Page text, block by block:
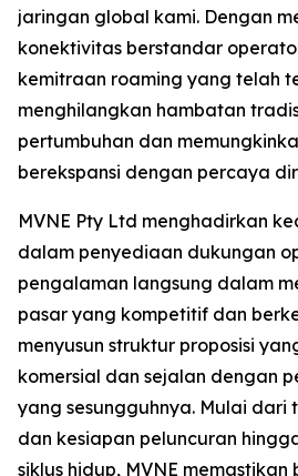
jaringan global kami. Dengan
konektivitas berstandar
kemitraan roaming yang telah
menghilangkan hambatan
pertumbuhan dan
berekspansi dengan percaya
MVNE Pty Ltd menghadirkan
dalam penyediaan dukungan
pengalaman langsung dalam
pasar yang kompetitif dan
menyusun struktur proposisi
komersial dan sejalan dengan
yang sesungguhnya. Mulai dari
dan kesiapan peluncuran
siklus hidup, MVNE